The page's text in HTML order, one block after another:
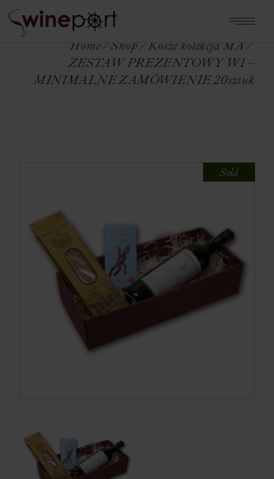
Home Shop
Kosze kolekcja MA
ZESTAW PREZENTOWY W1 –
MINIMALNE ZAMÓWIENIE 20sztuk
Sold